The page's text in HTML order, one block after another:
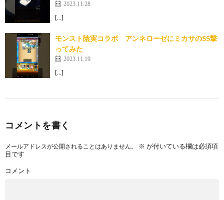
2023.11.28
[…]
モンスト陰実コラボ アンネローゼにミカサのSS撃
ってみた
2023.11.19
[…]
コメントを書く
メールアドレスが公開されることはありません。 ※ が付いている欄は必須項
目です
コメント